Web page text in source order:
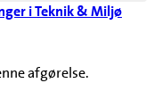
i Teknik & Miljø
afgørelse.